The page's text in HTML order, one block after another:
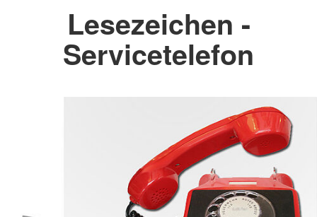
Lesezeichen -
Servicetelefon